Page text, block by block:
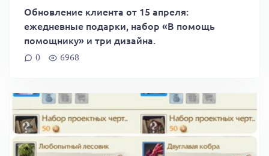
Обновление клиента от 15 апреля:
ежедневные подарки, набор «В помощь
помощнику» и три дизайна.
0 6968